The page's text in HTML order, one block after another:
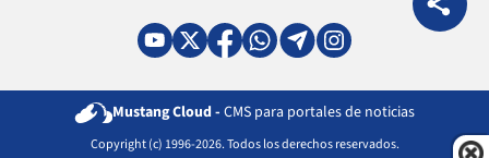
Mustang Cloud - CMS para portales de noticias
Copyright (c) 1996-2026. Todos los derechos reservados.